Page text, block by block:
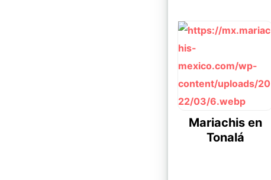
Mariachis en
Tonalá